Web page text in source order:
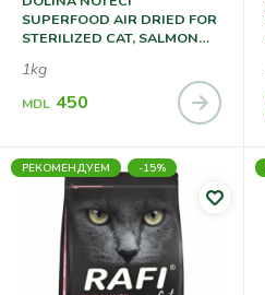
SUPERFOOD AIR DRIED FOR
STERILIZED CAT, SALMON
Стерилизованных Кошек С
Лососем
1kg
MDL 450
РЕКОМЕНДУЕМ -15%